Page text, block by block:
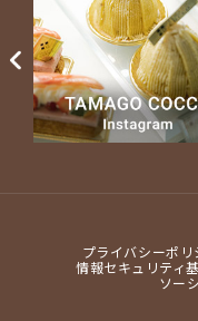
プライバシーポリ
情報セキュリティ
ソー
ージ上部に戻る